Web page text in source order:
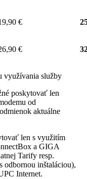
€
€
využívania služby
poskytovať len
od
aktuálne
len s využitím
a GIGA
Tarify resp.
odbornou inštaláciou),
Internet.